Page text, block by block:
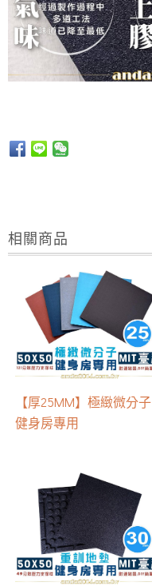
相關商品
【厚25MM】極緻微分子
健身房專用